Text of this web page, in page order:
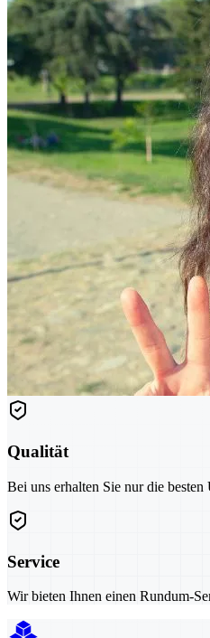
Qualität
Bei uns erhalten Sie nur die besten
Service
Wir bieten Ihnen einen Rundum-